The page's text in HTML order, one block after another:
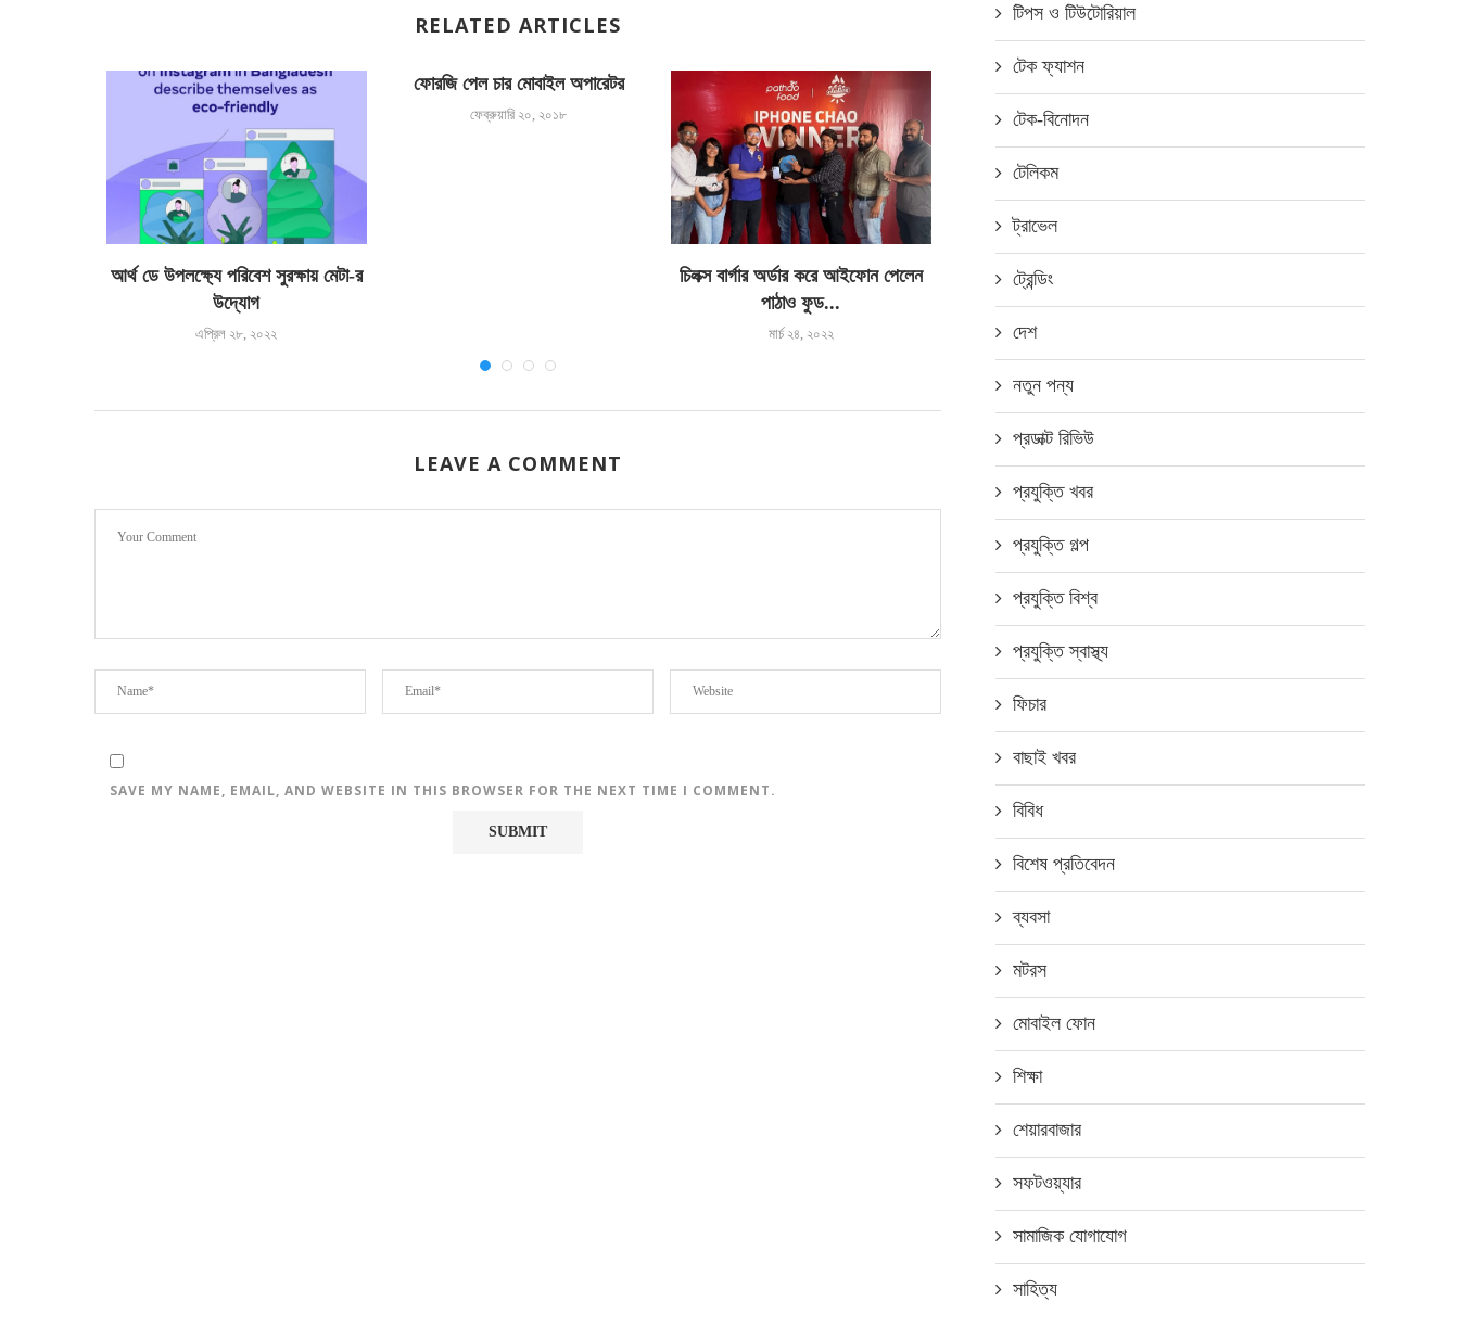
RELATED ARTICLES
আর্থ ডে উপলক্ষ্যে পরিবেশ সুরক্ষায় মেটা-র
উদ্যোগ
এপ্রিল ২৮, ২০২২
ফোরজি পেল চার মোবাইল অপারেটর
ফেব্রুয়ারি ২০, ২০১৮
চিলক্স বার্গার অর্ডার করে আইফোন পেলেন
পাঠাও ফুড...
মার্চ ২৪, ২০২২
হুয়াওয়ে বাংলাদেশ অ্যাকাডেমি ঢাকায় চালু
করল হুয়াওয়ে
LEAVE A COMMENT
SAVE MY NAME, EMAIL, AND WEBSITE IN THIS BROWSER FOR THE NEXT TIME I COMMENT.
টিপস ও টিউটোরিয়াল
টেক ফ্যাশন
টেক-বিনোদন
টেলিকম
ট্রাভেল
ট্রেন্ডিং
দেশ
নতুন পন্য
প্রডাক্ট রিভিউ
প্রযুক্তি খবর
প্রযুক্তি গল্প
প্রযুক্তি বিশ্ব
প্রযুক্তি স্বাস্থ্য
ফিচার
বাছাই খবর
বিবিধ
বিশেষ প্রতিবেদন
ব্যবসা
মটরস
মোবাইল ফোন
শিক্ষা
শেয়ারবাজার
সফটওয়্যার
সামাজিক যোগাযোগ
সাহিত্য